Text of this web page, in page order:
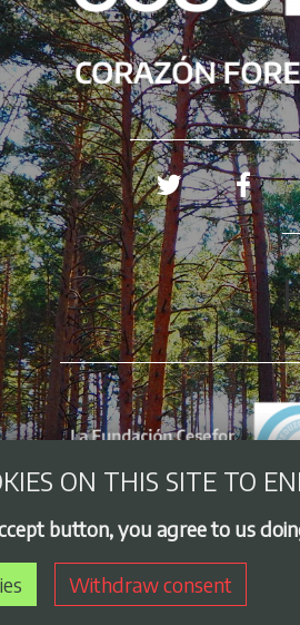
Redes
ON THIS SITE TO
button, you agree to us
Withdraw consent